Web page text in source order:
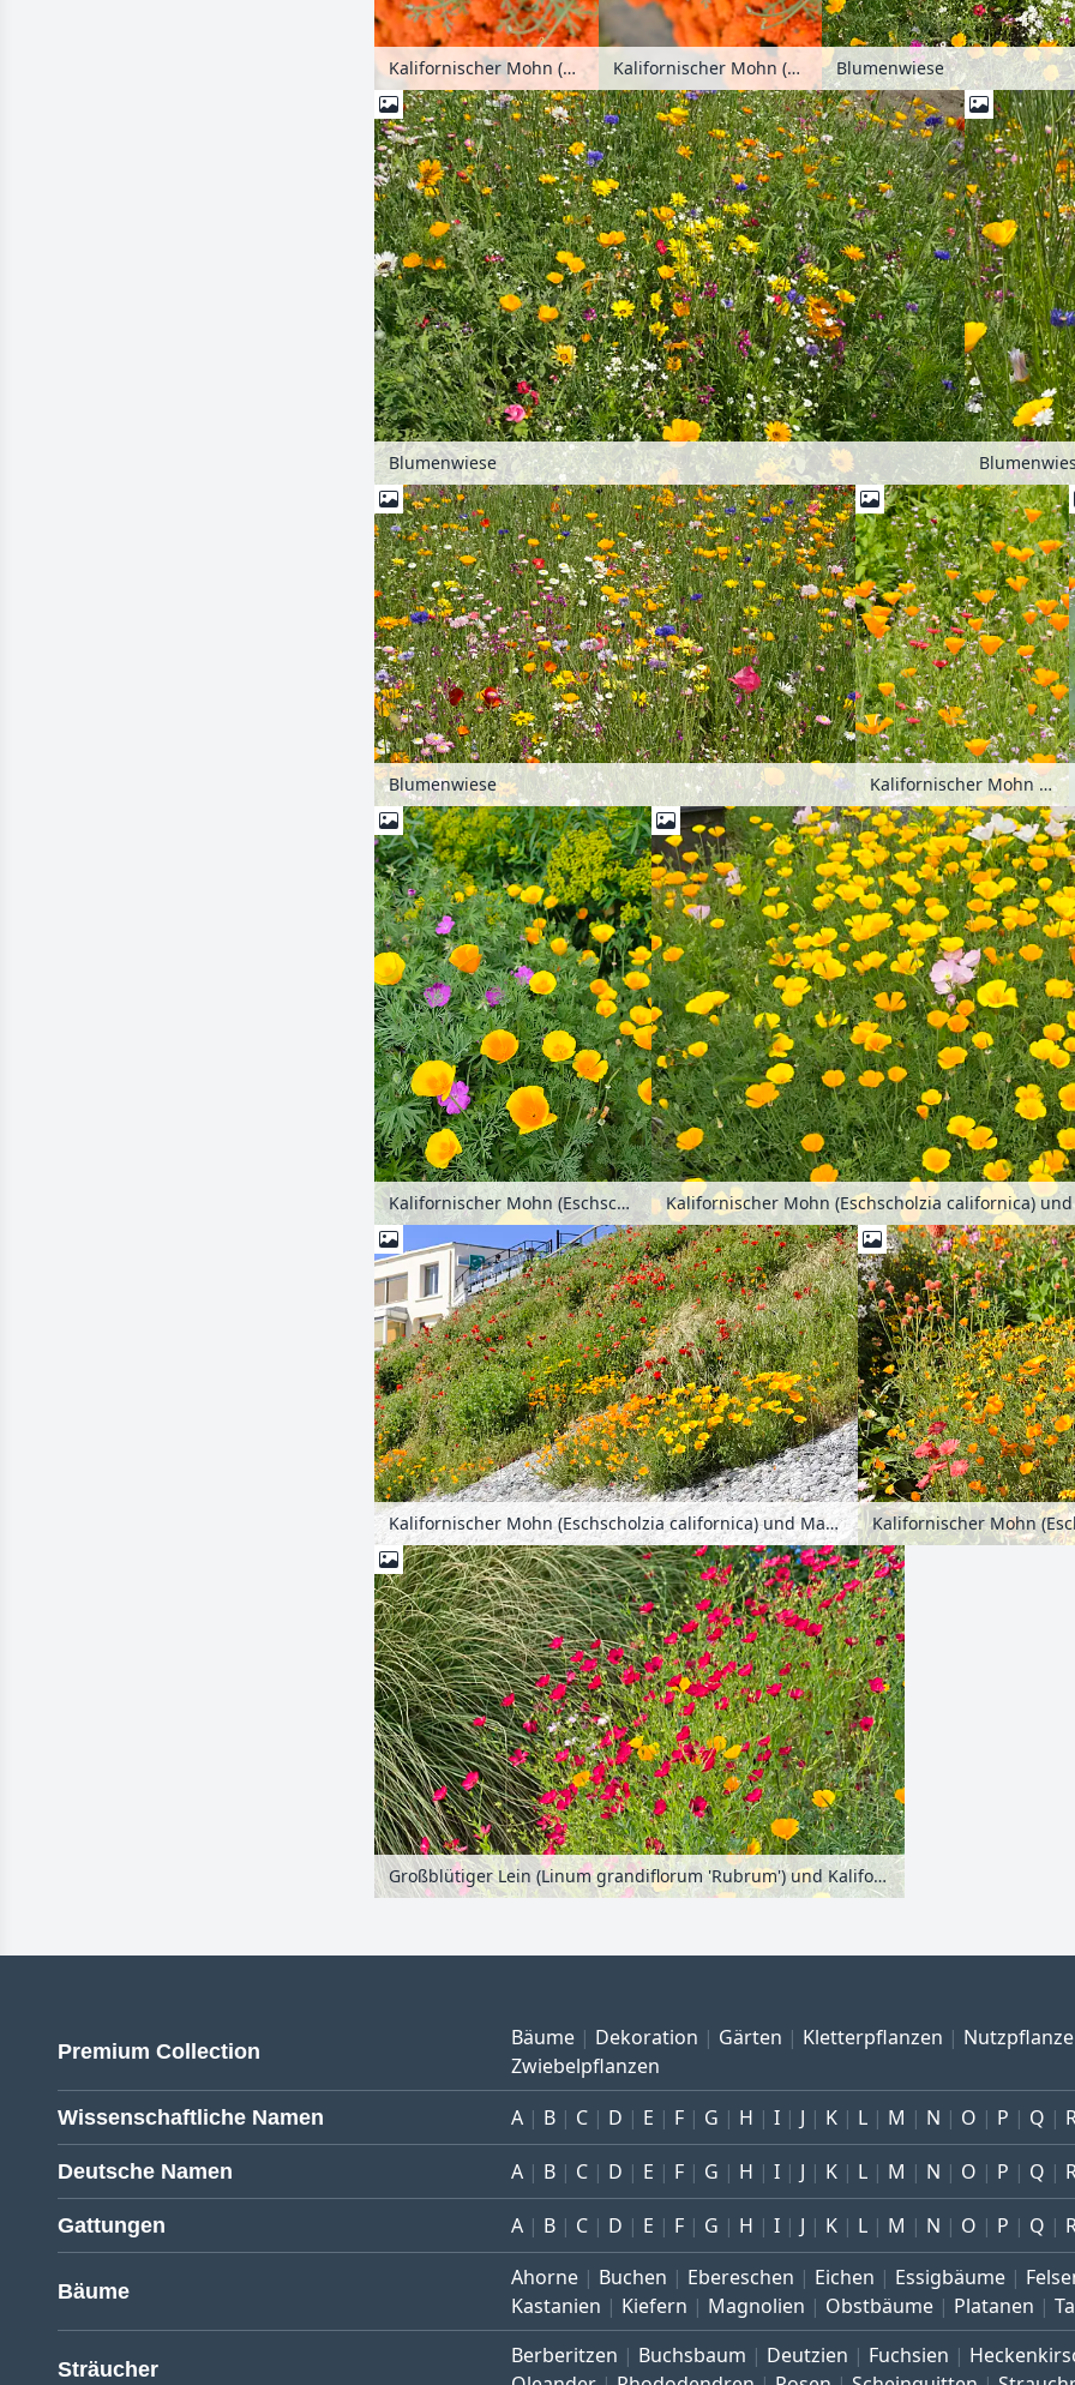
Kalifornischer Mohn (Eschscholzia californica) Kalifornischer Mohn (Eschscholzia californica) Blumenwiese
Blumenwiese
Blumenwiese Kalifornischer Mohn (Eschscholzia californica), Gewöhnliche Kornrade (Agrostemma githago) und Großblütiger Lein (Linum grandiflorum 'Rubrum')
Kalifornischer Mohn (Eschscholzia californica) und Storchschnabel (Geranium)
Kalifornischer Mohn (Eschscholzia californica) und Marienkäfermohn (Papaver commutatum)
Großblütiger Lein (Linum grandiflorum 'Rubrum') und Kalifornischer Mohn (Eschscholzia californica)
Premium Collection
Bäume Dekoration Gärten Kletterpflanzen
Zwiebelpflanzen
Wissenschaftliche Namen A B C D E F G H I J K L M N O P Q
Deutsche Namen A B C D E F G H I J K L M N O P Q
Gattungen A B C D E F G H I J K L M N O P Q
Bäume
Ahorne Buchen Ebereschen Eichen Essigbäume
Kastanien
Kiefern Magnolien Obstbäume Platanen
Sträucher
Berberitzen Buchsbaum Deutzien Fuchsien